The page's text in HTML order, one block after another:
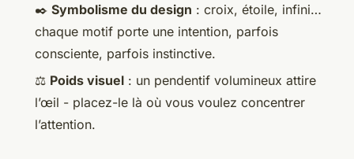
✒️ Symbolisme du design : croix, étoile, infini…
chaque motif porte une intention, parfois
consciente, parfois instinctive.
⚖️ Poids visuel : un pendentif volumineux attire
l’œil - placez-le là où vous voulez concentrer
l’attention.